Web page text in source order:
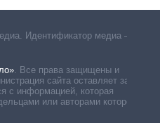
Идентификатор медиа –
. Все права защищены и
сайта оставляет за
с информацией, которая
или авторами которой